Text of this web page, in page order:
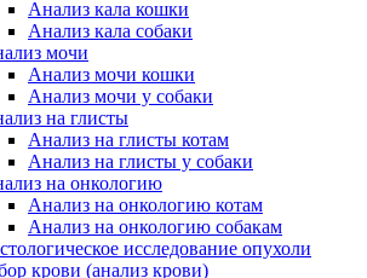
Анализ кала кошки
Анализ кала собаки
мочи
Анализ мочи кошки
Анализ мочи у собаки
на глисты
Анализ на глисты котам
Анализ на глисты у собаки
на онкологию
Анализ на онкологию котам
Анализ на онкологию собакам
исследование опухоли
крови (анализ крови)